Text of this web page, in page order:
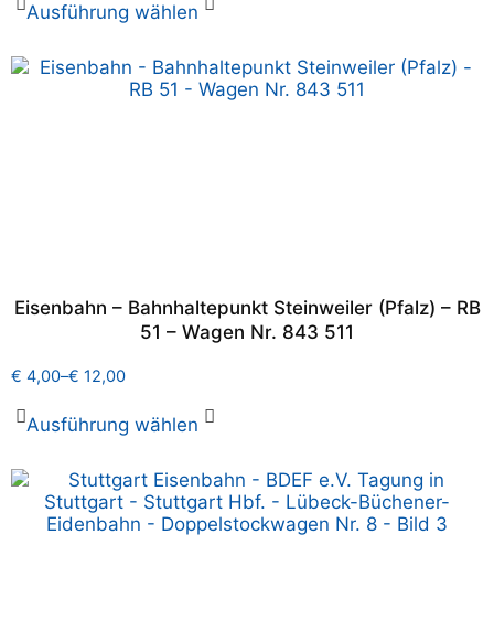
Ausführung wählen
Eisenbahn – Bahnhaltepunkt Steinweiler (Pfalz) – RB
51 – Wagen Nr. 843 511
€ 4,00–€ 12,00
Ausführung wählen